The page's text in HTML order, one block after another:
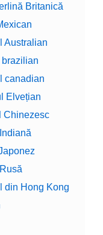
Britanică
Australian
canadian
Elvețian
Chinezesc
din Hong Kong